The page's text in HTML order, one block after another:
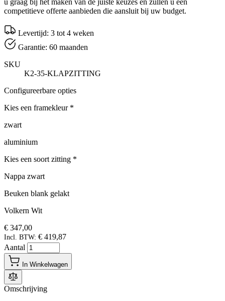
u graag bij het maken van de juiste keuzes en zullen u een
competitieve offerte aanbieden die aansluit bij uw budget.
Levertijd: 3 tot 4 weken
Garantie: 60 maanden
SKU
K2-35-KLAPZITTING
Configureerbare opties
Kies een framekleur *
zwart
aluminium
Kies een soort zitting *
Nappa zwart
Beuken blank gelakt
Volkern Wit
€ 347,00
Incl. BTW: € 419,87
Aantal
In Winkelwagen
Omschrijving